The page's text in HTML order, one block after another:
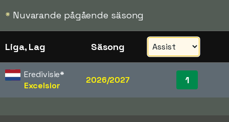
* Nuvarande pågående säsong
Liga, Lag Säsong
Eredivisie*
Excelsior
2026/2027 1